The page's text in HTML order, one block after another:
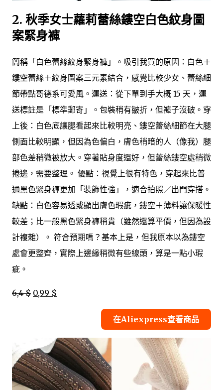
2. 秋季女士蘿莉蕾絲鏤空白色紋身圖
案緊身褲
簡稱「白色蕾絲紋身緊身褲」。吸引我買的原因：白色＋
鏤空蕾絲＋紋身圖案三元素結合，感覺比較少女、蕾絲細
節帶點哥德系可愛風。運送：從下單到手大概 15 天，運
送標註是「標準郵寄」。包裝稍有皺折，但褲子沒破。穿
上後：白色底讓腿看起來比較明亮、鏤空蕾絲細節在大腿
側面比較明顯，但因為色偏白，膚色稍暗的人（像我）腿
部色差稍微被放大。穿著貼身度還好，但蕾絲鏤空處稍微
捲邊，需要整理。 優點：視覺上很有特色，穿起來比普
通黑色緊身褲更加「裝飾性強」，適合拍照／出門穿搭。
缺點：白色容易透或顯出膚色瑕疵，鏤空＋薄料讓保暖性
較差；比一般黑色緊身褲稍貴（雖然還算平價，但因為設
計複雜）。 符合預期嗎？基本上是，但我原本以為鏤空
處會更整齊，實際上邊緣稍微有些線頭，算是一點小瑕
疵。
6,4 $ 0,99 $
在Aliexpress查看商品